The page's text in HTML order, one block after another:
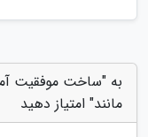
به "ساخت موفقیت
مانند" امتیاز دهید